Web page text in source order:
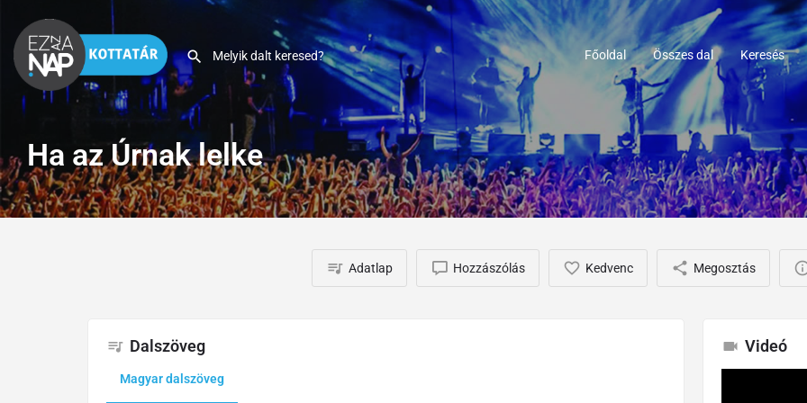
Főoldal Összes dal Keresés
Ha az Úrnak lelke
Adatlap Hozzászólás Kedvenc Megosztás
Dalszöveg
Magyar dalszöveg
Videó